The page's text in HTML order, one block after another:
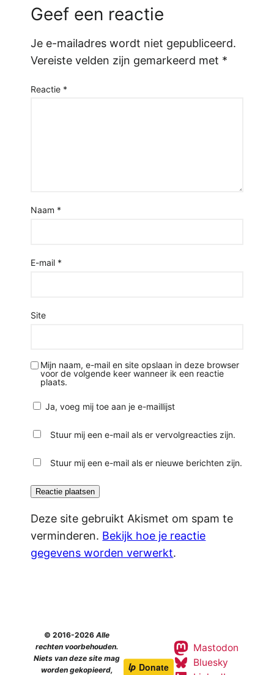
Geef een reactie
Je e-mailadres wordt niet gepubliceerd.
Vereiste velden zijn gemarkeerd met *
Reactie *
Naam *
E-mail *
Site
Mijn naam, e-mail en site opslaan in deze browser
voor de volgende keer wanneer ik een reactie
plaats.
Ja, voeg mij toe aan je e-maillijst
Stuur mij een e-mail als er vervolgreacties zijn.
Stuur mij een e-mail als er nieuwe berichten zijn.
Deze site gebruikt Akismet om spam te
verminderen. Bekijk hoe je reactie
gegevens worden verwerkt.
© 2016-2026Alle
rechten voorbehouden.
Niets van deze site mag
worden gekopieerd,
Mastodon
Bluesky